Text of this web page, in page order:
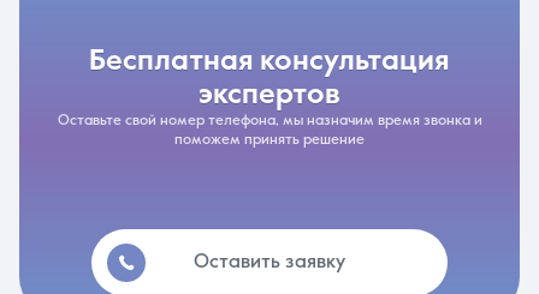
бесплатная консультация
экспертов
Оставьте свой номер телефона, мы назначим время звонка и
поможем принять решение
Оставить заявку